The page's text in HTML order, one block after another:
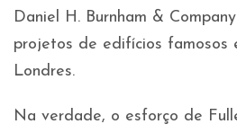
Daniel H. Burnham &
projetos de edifícios famosos
Londres.
Na verdade, o esforço de